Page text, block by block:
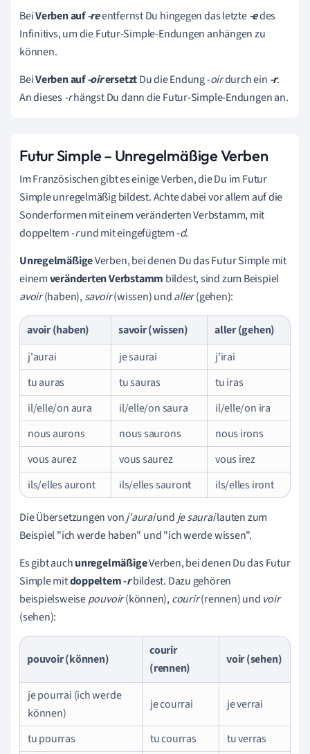
BeiVerben auf-reentfernst Du hingegen das letzte-edes
Infinitivs, um die Futur-Simple-Endungen anhängen zu
können.
BeiVerben auf-oirersetztDu die Endung -oirdurch ein -r.
An dieses-rhängst Du dann die Futur-Simple-Endungen an.
Futur Simple – Unregelmäßige Verben
Im Französischen gibt es einige Verben, die Du im Futur
Simple unregelmäßig bildest. Achte dabei vor allem auf die
Sonderformen mit einem veränderten Verbstamm, mit
doppeltem -rund mit eingefügtem -d.
UnregelmäßigeVerben, bei denen Du das Futur Simple mit
einemveränderten Verbstamm bildest, sind zum Beispiel
avoir(haben),savoir(wissen) undaller(gehen):
avoir (haben) savoir (wissen)
aller (gehen)
j'aurai
je saurai
j'irai
tu auras
tu sauras
tu iras
il/elle/on aura
il/elle/on saura
il/elle/on ira
nous aurons
nous saurons
nous irons
vous aurez
vous saurez
vous irez
ils/elles auront
ils/elles sauront ils/elles iront
Die Übersetzungen vonj'auraiund je saurailauten zum
Beispiel "ich werde haben" und "ich werde wissen".
Es gibt auchunregelmäßigeVerben, bei denen Du das Futur
Simple mitdoppeltem -rbildest. Dazu gehören
beispielsweisepouvoir(können),courir(rennen) und voir
(sehen):
pouvoir (können)
courir
(rennen)
voir (sehen)
je pourrai (ich werde
können)
je courrai je verrai
tu pourras tu courras tu verras